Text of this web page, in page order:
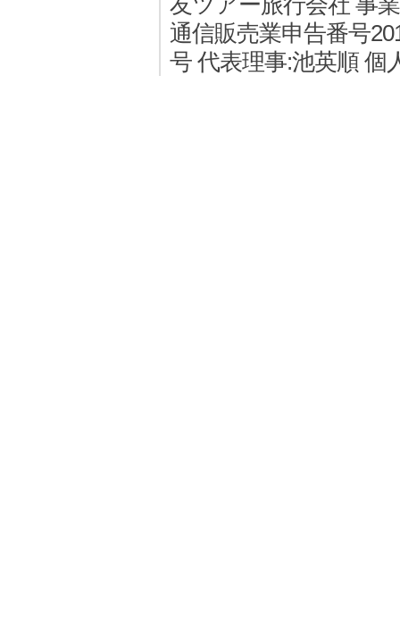
通信販売業申告番号
号 代表理事:池英順 個